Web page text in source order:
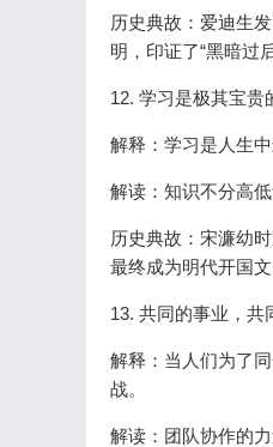
历史典故：爱迪生
明，印证了“黑暗过
12. 学习是极其宝贵
解释：学习是人生
解读：知识不分高
历史典故：宋濂幼
最终成为明代开国文
13. 共同的事业，共
解释：当人们为了
战。
解读：团队协作的